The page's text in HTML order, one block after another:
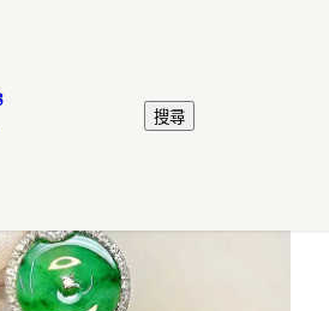
搜搜尋
鑽石雙懷古玉吊咀